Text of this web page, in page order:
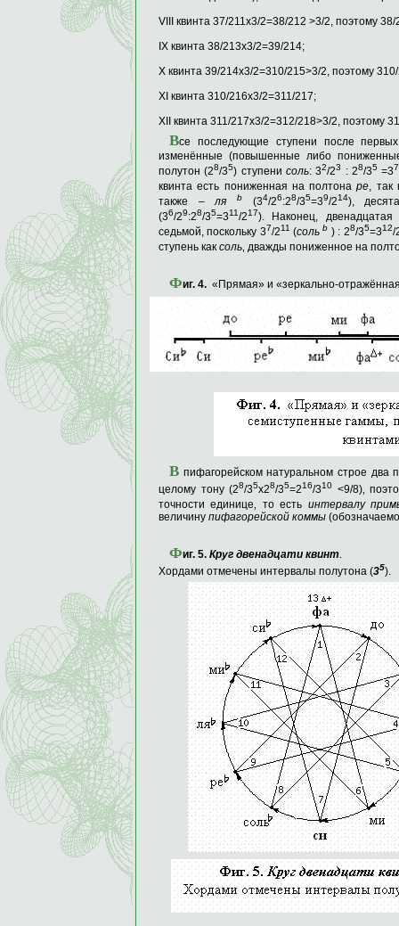
VIII квинта 37/211х3/2=38/212 >3/2, поэтому
IX квинта 38/213х3/2=39/214;
X квинта 39/214х3/2=310/215>3/2, поэтому
XI квинта 310/216х3/2=311/217;
XII квинта 311/217х3/2=312/218>3/2, поэтому
Все последующие ступени после
изменённые (повышенные либо
полутон (28/35) ступенисоль: 32/23 : 28/35 =37
квинта есть пониженная на пол­тонаре, так
также –ля b (34/26:28/35=39/214),
(36/29:28/35=311/217). Наконец,
седьмой, по­скольку 37/211 (соль b ) : 28/35=312/
ступень как соль‚ дважды пониженное на
Фиг. 4. «Прямая» и «зеркально-
В пифагорейском натураль­ном строе два
целому тону (28/35х28/35=216/310 <9/8)‚
точности единице‚ то есть интервалу
величину пифагорейской коммы
Фиг. 5. Круг двенадцати квинт.
Хордами отмечены интервалы полутона (35).